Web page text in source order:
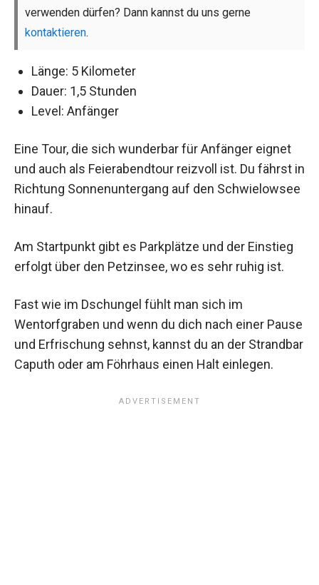
verwenden dürfen? Dann kannst du uns gerne
kontaktieren.
Länge: 5 Kilometer
Dauer: 1,5 Stunden
Level: Anfänger
Eine Tour, die sich wunderbar für Anfänger eignet
und auch als Feierabendtour reizvoll ist. Du fährst in
Richtung Sonnenuntergang auf den Schwielowsee
hinauf.
Am Startpunkt gibt es Parkplätze und der Einstieg
erfolgt über den Petzinsee, wo es sehr ruhig ist.
Fast wie im Dschungel fühlt man sich im
Wentorfgraben und wenn du dich nach einer Pause
und Erfrischung sehnst, kannst du an der Strandbar
Caputh oder am Föhrhaus einen Halt einlegen.